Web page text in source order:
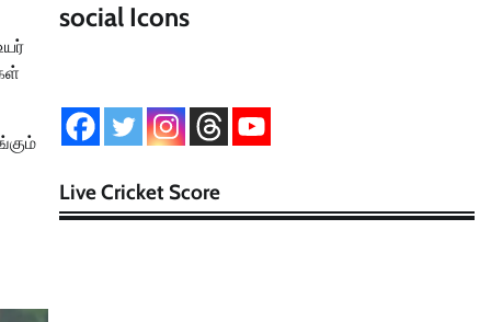
social Icons
Live Cricket Score